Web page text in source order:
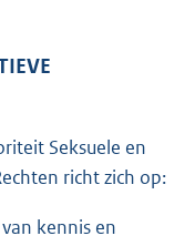
Seksuele en
richt zich op:
kennis en